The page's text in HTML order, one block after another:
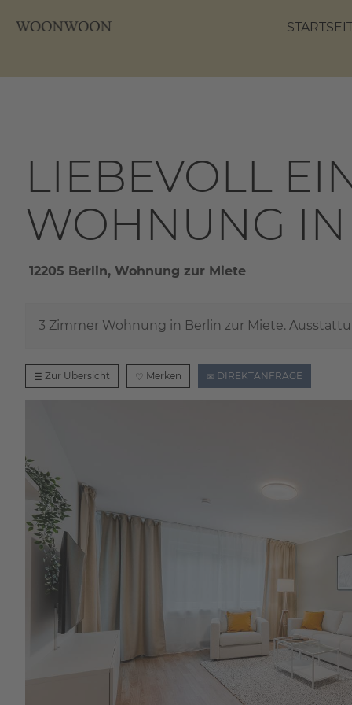
LIEBEVOLL
WOHNUNG
12205 Berlin, Wohnung zur Miete
3 Zimmer Wohnung in Berlin zur Miete.
Zur Übersicht Merken DIREKTANFRAGE